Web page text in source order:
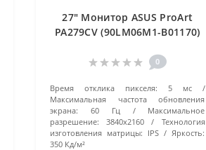
27" Монитор ASUS ProArt
PA279CV (90LM06M1-B01170)
0
Время отклика пикселя:
5 мс
Максимальная частота обновления
экрана:
60 Гц
Максимальное
разрешение:
3840x2160
Технология
изготовления матрицы: IPS
Яркость:
350 Кд/м²